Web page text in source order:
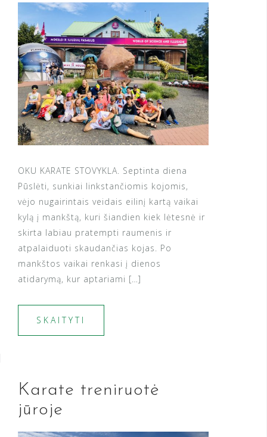
OKU KARATE STOVYKLA. Septinta diena
Pūslėti, sunkiai linkstančiomis kojomis,
vėjo nugairintais veidais eilinį kartą vaikai
kylą į mankštą, kuri šiandien kiek lėtesnė ir
skirta labiau pratempti raumenis ir
atpalaiduoti skaudančias kojas. Po
mankštos vaikai renkasi į dienos
atidarymą, kur aptariami […]
SKAITYTI
Karate treniruotė
jūroje